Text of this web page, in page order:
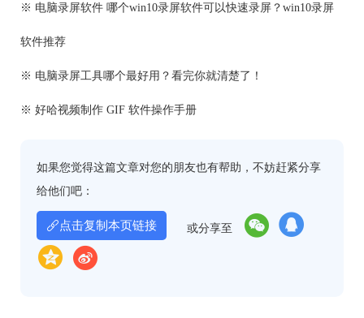
※ 电脑录屏软件 哪个win10录屏软件可以快速录屏？win10录屏
软件推荐
※ 电脑录屏工具哪个最好用？看完你就清楚了！
※ 好哈视频制作 GIF 软件操作手册
如果您觉得这篇文章对您的朋友也有帮助，不妨赶紧分享
给他们吧：
点击复制本页链接 或分享至